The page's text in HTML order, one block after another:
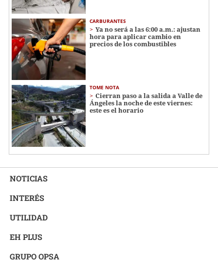
CARBURANTES
Ya no será a las 6:00 a.m.: ajustan
hora para aplicar cambio en
precios de los combustibles
TOME NOTA
Cierran paso a la salida a Valle de
Ángeles la noche de este viernes:
este es el horario
NOTICIAS
INTERÉS
UTILIDAD
EH PLUS
GRUPO OPSA